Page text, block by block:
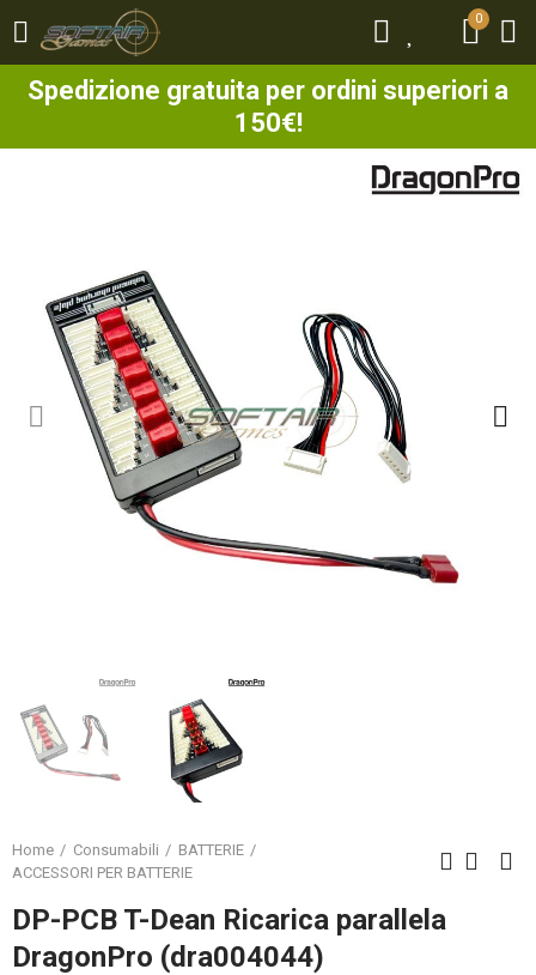
0
Spedizione gratuita per ordini superiori a
150€!
0
Home Consumabili
BATTERIE
ACCESSORI PER BATTERIE
DP-PCB T-Dean Ricarica parallela
DragonPro (dra004044)